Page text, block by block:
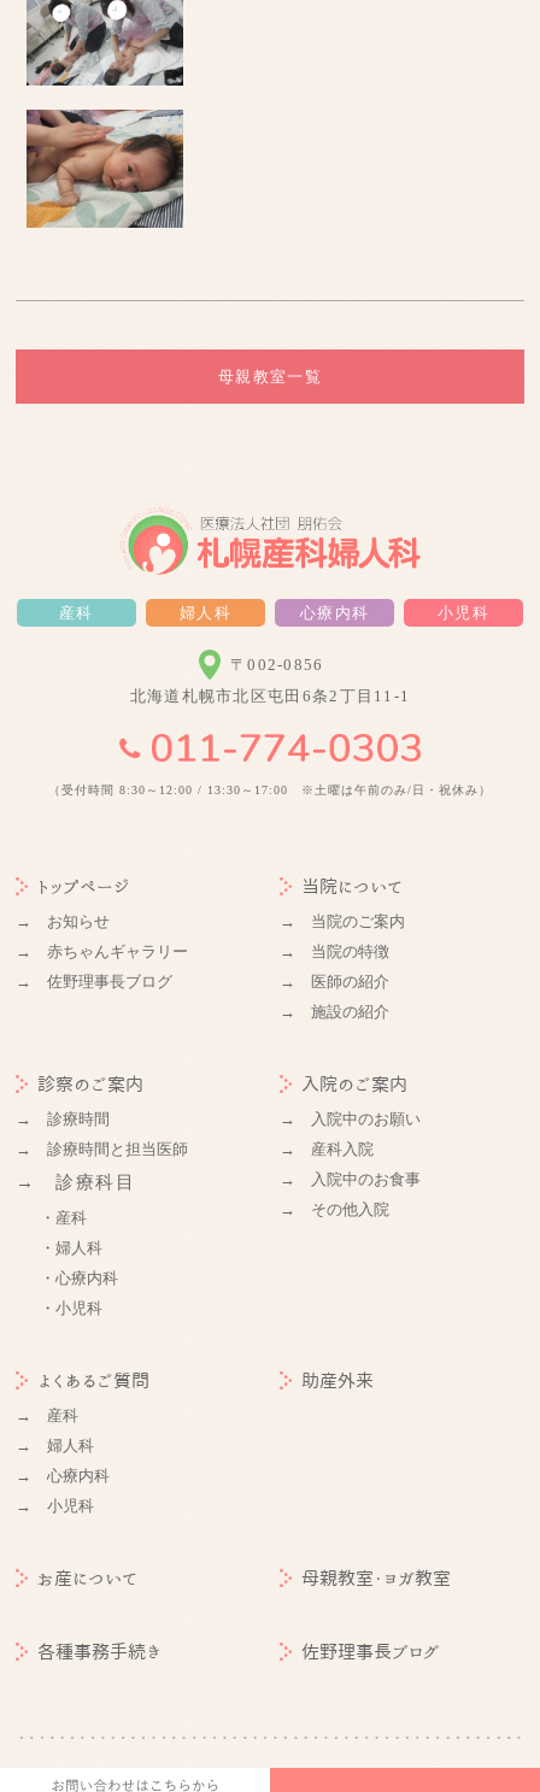
母親教室一覧
産科 婦人科 心療内科 小児科
〒002-0856
北海道札幌市北区屯田6条2丁目11-1
（受付時間 8:30～12:00 / 13:30～17:00 ※土曜は午前のみ/日・祝休み）
トップページ
→ お知らせ
→ 赤ちゃんギャラリー
→ 佐野理事長ブログ
当院について
→ 当院のご案内
→ 当院の特徴
→ 医師の紹介
→ 施設の紹介
診察のご案内
→ 診療時間
→ 診療時間と担当医師
→ 診療科目
・産科
・婦人科
・心療内科
・小児科
入院のご案内
→ 入院中のお願い
→ 産科入院
→ 入院中のお食事
→ その他入院
よくあるご質問
→ 産科
→ 婦人科
→ 心療内科
→ 小児科
助産外来
お産について 母親教室・ヨガ教室
各種事務手続き 佐野理事長ブログ
©札幌産婦人科 | 医療法人社団朋佑会 札幌産科婦人科